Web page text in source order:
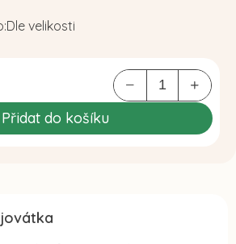
Přidat do košíku
Dle velikosti